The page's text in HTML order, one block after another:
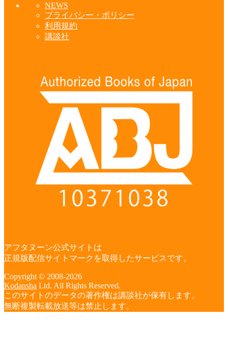
NEWS
プライバシー・ポリシー
利用規約
講談社
アフタヌーン公式サイトは
正規版配信サイトマークを取得したサービスです。
Copyright © 2008-2026
Kodansha Ltd. All Rights Reserved.
このサイトのデータの著作権は講談社が保有します。
無断複製転載放送等は禁止します。